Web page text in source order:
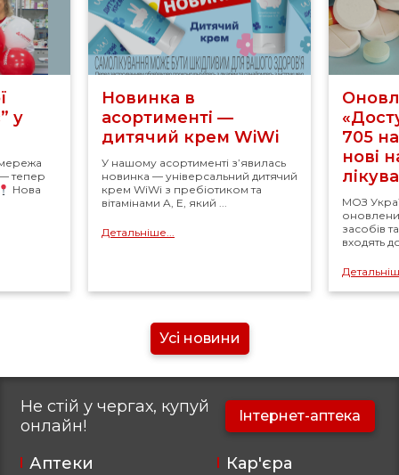
у
тепер
Нова
Новинка в
асортименті —
дитячий крем WiWi
У нашому асортименті з’явилась
новинка — універсальний дитячий
крем WiWi з пребіотиком та
вітамінами A, E, який ...
Детальніше...
705
нові
МОЗ
засобів
входять
Усі новини
Не стій у чергах, купуй
онлайн!
Інтернет-аптека
Аптеки Кар'єра